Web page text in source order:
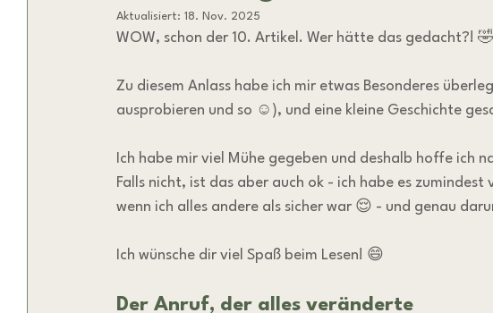
Aktualisiert: 18. Nov. 2025
WOW, schon der 10. Artikel. Wer hätte das gedacht?! 🤣
Zu diesem Anlass habe ich mir etwas Besonderes
ausprobieren und so ☺️), und eine kleine Geschichte
Ich habe mir viel Mühe gegeben und deshalb hoffe ich
Falls nicht, ist das aber auch ok - ich habe es
wenn ich alles andere als sicher war 😌 - und genau
Ich wünsche dir viel Spaß beim Lesen! 😄
Der Anruf, der alles veränderte